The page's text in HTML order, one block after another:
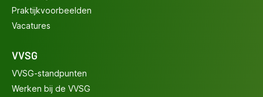
Praktijkvoorbeelden
Vacatures
VVSG
VVSG-standpunten
Werken bij de VVSG